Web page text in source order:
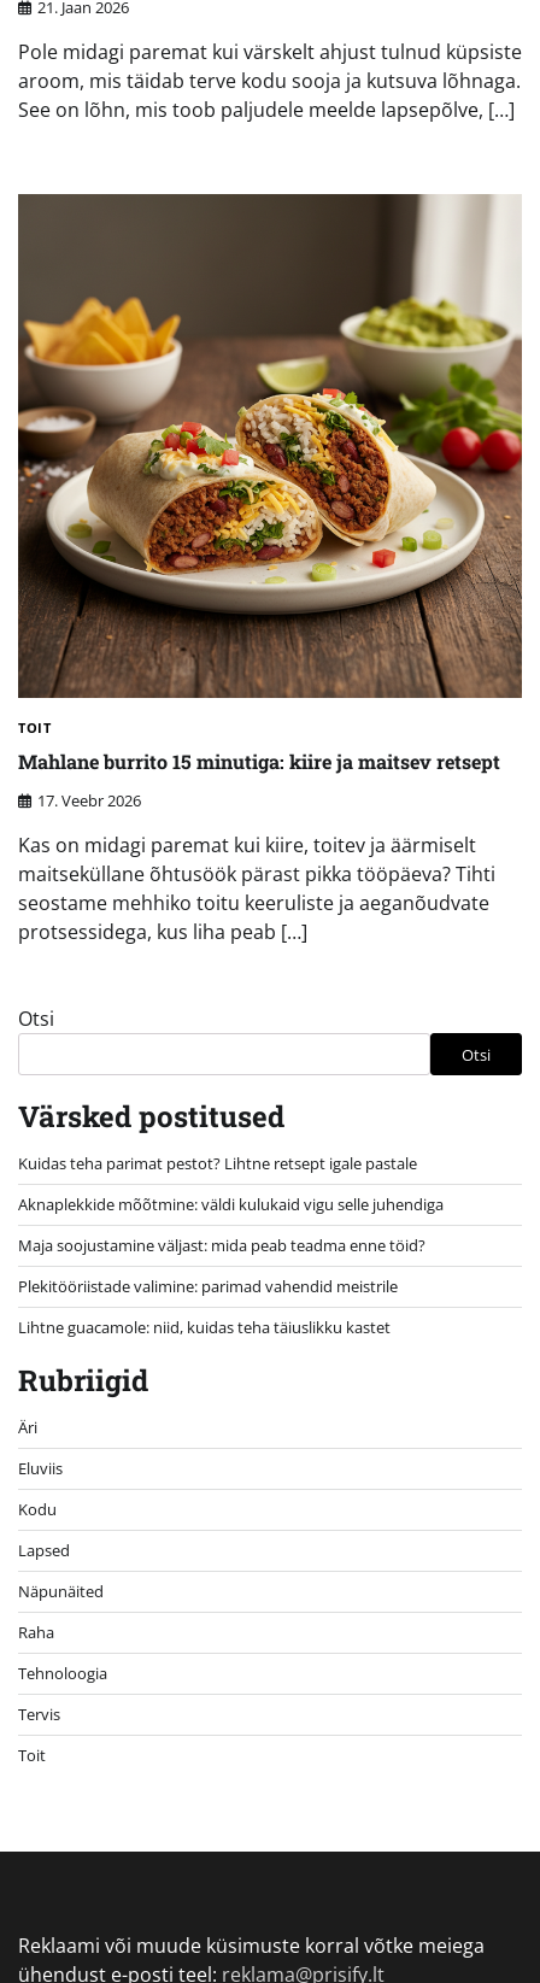
21. Jaan 2026
Pole midagi paremat kui värskelt ahjust tulnud küpsiste
aroom, mis täidab terve kodu sooja ja kutsuva lõhnaga.
See on lõhn, mis toob paljudele meelde lapsepõlve, […]
TOIT
Mahlane burrito 15 minutiga: kiire ja maitsev retsept
17. Veebr 2026
Kas on midagi paremat kui kiire, toitev ja äärmiselt
maitseküllane õhtusöök pärast pikka tööpäeva? Tihti
seostame mehhiko toitu keeruliste ja aeganõudvate
protsessidega, kus liha peab […]
Otsi
Otsi
Värsked postitused
Kuidas teha parimat pestot? Lihtne retsept igale pastale
Aknaplekkide mõõtmine: väldi kulukaid vigu selle juhendiga
Maja soojustamine väljast: mida peab teadma enne töid?
Plekitööriistade valimine: parimad vahendid meistrile
Lihtne guacamole: niid, kuidas teha täiuslikku kastet
Rubriigid
Äri
Eluviis
Kodu
Lapsed
Näpunäited
Raha
Tehnoloogia
Tervis
Toit
Reklaami või muude küsimuste korral võtke meiega
ühendust e-posti teel: reklama@prisify.lt